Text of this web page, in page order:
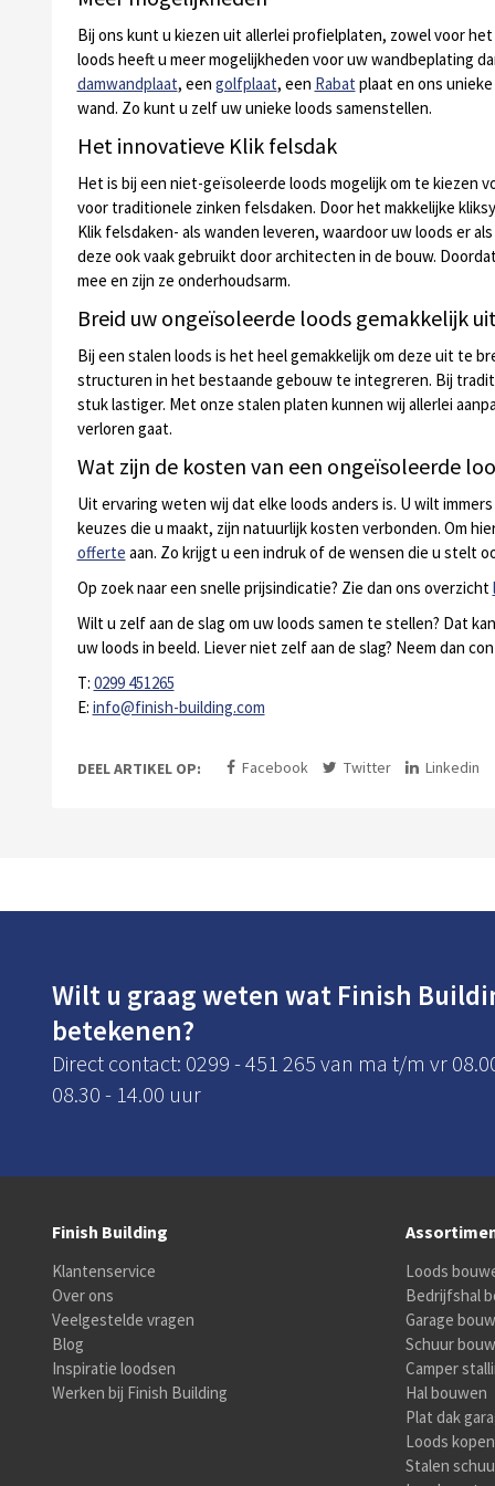
Bij ons kunt u kiezen uit allerlei profielplaten, zowel voor
loods heeft u meer mogelijkheden voor uw wandbeplating
damwandplaat, een golfplaat, een Rabat plaat en ons unieke
wand. Zo kunt u zelf uw unieke loods samenstellen.
Het innovatieve Klik felsdak
Het is bij een niet-geïsoleerde loods mogelijk om te kiezen
voor traditionele zinken felsdaken. Door het makkelijke
Klik felsdaken- als wanden leveren, waardoor uw loods er
deze ook vaak gebruikt door architecten in de bouw.
mee en zijn ze onderhoudsarm.
Breid uw ongeïsoleerde loods gemakkelijk
Bij een stalen loods is het heel gemakkelijk om deze uit te
structuren in het bestaande gebouw te integreren. Bij
stuk lastiger. Met onze stalen platen kunnen wij allerlei
verloren gaat.
Wat zijn de kosten van een ongeïsoleerde
Uit ervaring weten wij dat elke loods anders is. U wilt
keuzes die u maakt, zijn natuurlijk kosten verbonden. Om
offerte aan. Zo krijgt u een indruk of de wensen die u stelt
Op zoek naar een snelle prijsindicatie? Zie dan ons overzicht
Wilt u zelf aan de slag om uw loods samen te stellen? Dat
uw loods in beeld. Liever niet zelf aan de slag? Neem dan
T: 0299 451265
E: info@finish-building.com
DEEL ARTIKEL OP: Facebook Twitter Linkedin
Wilt u graag weten wat Finish
betekenen?
Direct contact: 0299 - 451 265 van ma t/m vr
08.30 - 14.00 uur
Finish Building
Klantenservice
Over ons
Veelgestelde vragen
Blog
Inspiratie loodsen
Werken bij Finish Building
Loods
Bedrijfshal
Garage
Schuur
Camper
Hal bouwen
Plat dak
Loods kopen
Stalen